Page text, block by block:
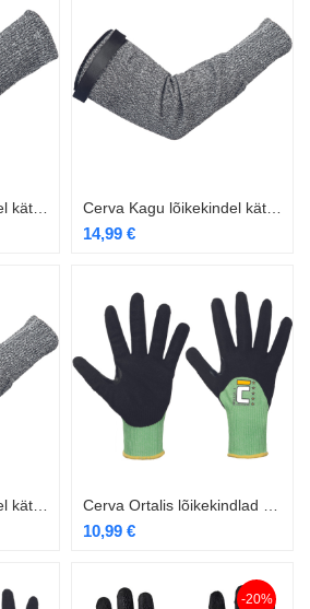
14,99 €
10,99 €
-20%